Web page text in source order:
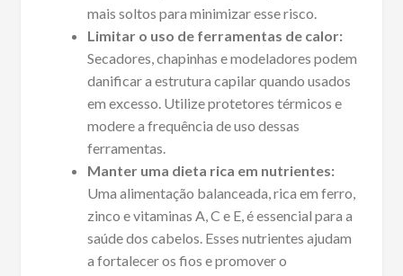
mais soltos para minimizar esse risco.
Limitar o uso de ferramentas de calor:
Secadores, chapinhas e modeladores podem
danificar a estrutura capilar quando usados
em excesso. Utilize protetores térmicos e
modere a frequência de uso dessas
ferramentas.
Manter uma dieta rica em nutrientes:
Uma alimentação balanceada, rica em ferro,
zinco e vitaminas A, C e E, é essencial para a
saúde dos cabelos. Esses nutrientes ajudam
a fortalecer os fios e promover o